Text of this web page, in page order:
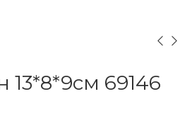
69146